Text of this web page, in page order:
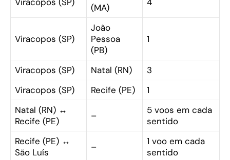
(MA)
Viracopos (SP)
João
Pessoa
(PB)
1
Viracopos (SP) Natal (RN)
3
Viracopos (SP)
Recife (PE)
1
Natal (RN) ↔
Recife (PE)
–
5 voos em cada
sentido
Recife (PE) ↔
São Luís
–
1 voo em cada
sentido